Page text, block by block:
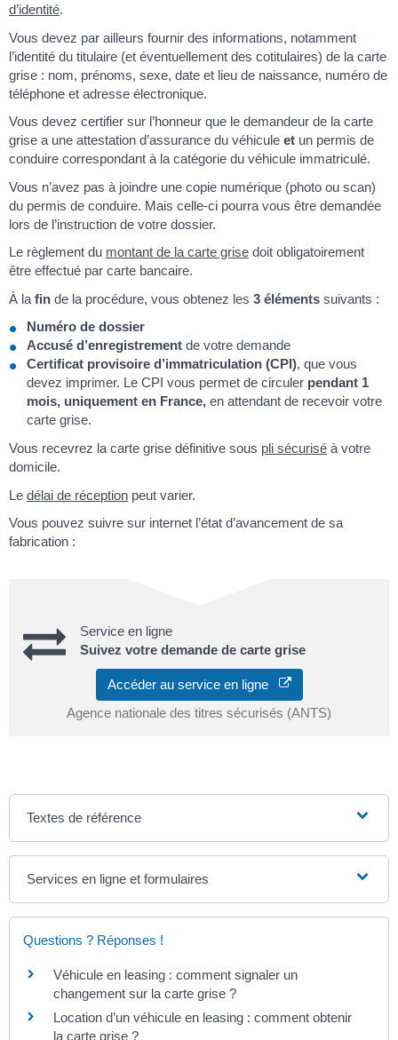
d’identité.
Vous devez par ailleurs fournir des informations, notamment
l’identité du titulaire (et éventuellement des cotitulaires) de la carte
grise : nom, prénoms, sexe, date et lieu de naissance, numéro de
téléphone et adresse électronique.
Vous devez certifier sur l’honneur que le demandeur de la carte
grise a une attestation d’assurance du véhicule et un permis de
conduire correspondant à la catégorie du véhicule immatriculé.
Vous n’avez pas à joindre une copie numérique (photo ou scan)
du permis de conduire. Mais celle-ci pourra vous être demandée
lors de l’instruction de votre dossier.
Le règlement du montant de la carte grise doit obligatoirement
être effectué par carte bancaire.
À la fin de la procédure, vous obtenez les 3 éléments suivants :
Numéro de dossier
Accusé d’enregistrement de votre demande
Certificat provisoire d’immatriculation (CPI), que vous
devez imprimer. Le CPI vous permet de circuler pendant 1
mois, uniquement en France, en attendant de recevoir votre
carte grise.
Vous recevrez la carte grise définitive sous pli sécurisé à votre
domicile.
Le délai de réception peut varier.
Vous pouvez suivre sur internet l’état d’avancement de sa
fabrication :
Service en ligne
Suivez votre demande de carte grise
Accéder au service en ligne
Agence nationale des titres sécurisés (ANTS)
Textes de référence
Services en ligne et formulaires
Questions ? Réponses !
Véhicule en leasing : comment signaler un
changement sur la carte grise ?
Location d’un véhicule en leasing : comment obtenir
la carte grise ?